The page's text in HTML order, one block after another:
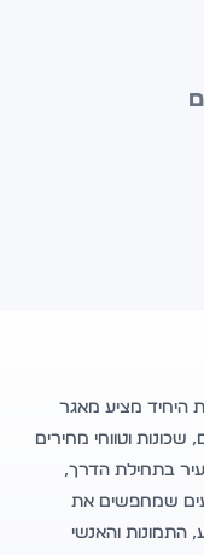
היחיד מציע מאגר
וטווחי מחירים
בתחילת הדרך,
שמחפשים את
והאנשי